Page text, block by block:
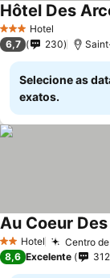
3 EstrelasHotel
Hôtel Des
6,7 230
Selecione as
exatos.
2 Estrelas
Hotel Centro
Au Coeur
8,6 Excelente 312